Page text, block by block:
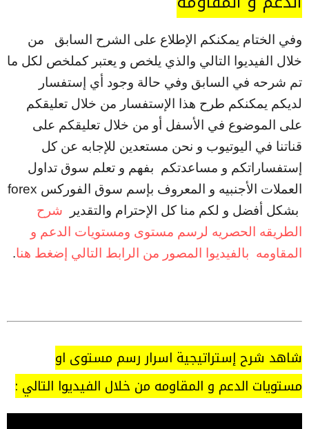
وفي الختام يمكنكم الإطلاع على الشرح السابق من
خلال الفيديوا التالي والذي يلخص و يعتبر كملخص لكل ما
تم شرحه في السابق وفي حالة وجود أي إستفسار
لديكم يمكنكم طرح هذا الإستفسار من خلال تعليقكم
على الموضوع في الأسفل أو من خلال تعليقكم على
قناتنا في اليوتيوب و نحن مستعدين للإجابه عن كل
إستفساراتكم و مساعدتكم بفهم و تعلم سوق تداول
العملات الأجنبيه و المعروف بإسم سوق الفوركس forex
بشكل أفضل و لكم منا كل الإحترام والتقدير شرح
الطريقه الحصريه لرسم مستوى ومستويات الدعم و
المقاومه بالفيديوا المصور من الرابط التالي إضغط هنا.
شاهد شرح إستراتيجية اسرار رسم مستوى او
مستويات الدعم و المقاومه من خلال الفيديوا التالي :